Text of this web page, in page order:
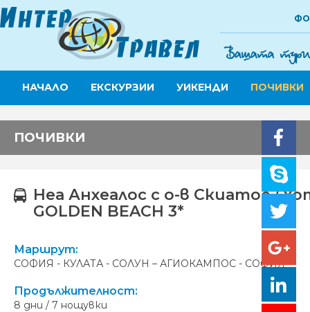
НАЧАЛО ЕКСКУРЗИИ УИКЕНДИ ПОЧИВКИ
ПОЧИВКИ
Неа Анхеалос с о-в Скиатос /
GOLDEN BEACH 3*
Маршрут:
СОФИЯ - КУЛАТА - СОЛУН – АГИОКАМПОС - СОФИЯ
Продължителност:
8 дни / 7 нощувки